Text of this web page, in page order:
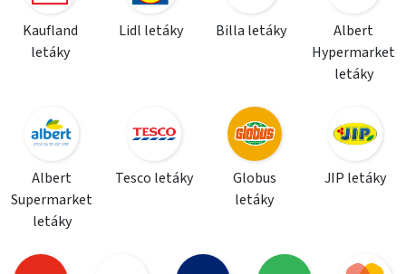
Kaufland
letáky
Lidl letáky Billa letáky
Albert
Hypermarket
letáky
Albert
Supermarket
letáky
Tesco letáky
Globus
letáky
JIP letáky